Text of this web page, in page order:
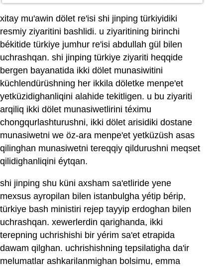
xitay mu'awin dölet re'isi shi jinping türkiyidiki
resmiy ziyaritini bashlidi. u ziyaritining birinchi
békitide türkiye jumhur re'isi abdullah gül bilen
uchrashqan. shi jinping türkiye ziyariti heqqide
bergen bayanatida ikki dölet munasiwitini
küchlendürüshning her ikkila döletke menpe'et
yetküzidighanliqini alahide tekitligen. u bu ziyariti
arqiliq ikki dölet munasiwetlirini téximu
chongqurlashturushni, ikki dölet arisidiki dostane
munasiwetni we öz-ara menpe'et yetküzüsh asas
qilinghan munasiwetni tereqqiy qildurushni meqset
qilidighanliqini éytqan.
shi jinping shu küni axsham sa'etliride yene
mexsus ayropilan bilen istanbulgha yétip bérip,
türkiye bash ministiri rejep tayyip erdoghan bilen
uchrashqan. xewerlerdin qarighanda, ikki
terepning uchrishishi bir yérim sa'et etrapida
dawam qilghan. uchrishishning tepsilatigha da'ir
melumatlar ashkarilanmighan bolsimu, emma